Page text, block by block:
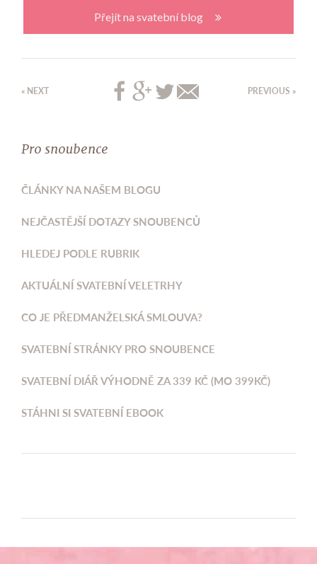
Přejít na svatební blog
« NEXT PREVIOUS »
Pro snoubence
ČLÁNKY NA NAŠEM BLOGU
NEJČASTĚJŠÍ DOTAZY SNOUBENCŮ
HLEDEJ PODLE RUBRIK
AKTUÁLNÍ SVATEBNÍ VELETRHY
CO JE PŘEDMANŽELSKÁ SMLOUVA?
SVATEBNÍ STRÁNKY PRO SNOUBENCE
SVATEBNÍ DIÁŘ VÝHODNĚ ZA 339 KČ (MO 399KČ)
STÁHNI SI SVATEBNÍ EBOOK